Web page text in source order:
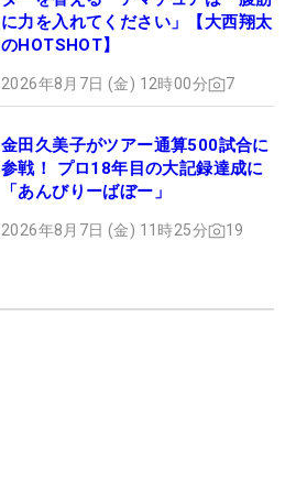
に力を入れてください」【大西翔太
のHOTSHOT】
2026年8月7日 (金) 12時00分 7
金田久美子がツアー通算500試合に
参戦！ プロ18年目の大記録達成に
「あんびりーばぼー」
2026年8月7日 (金) 11時25分 19